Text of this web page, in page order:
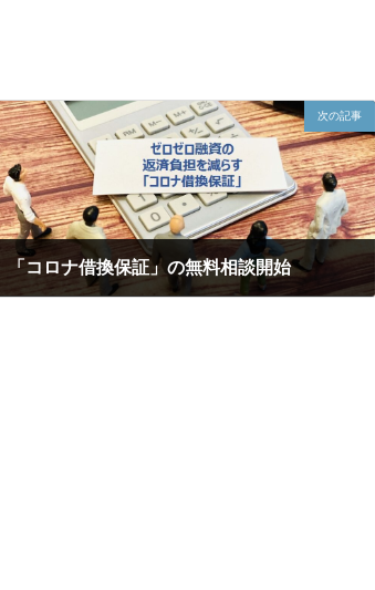
次の記事
「コロナ借換保証」の無料相談開始